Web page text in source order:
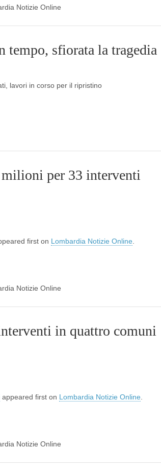
Notizie Online
tempo, sfiorata la tragedia
lavori in corso per il ripristino
per 33 interventi
first on Lombardia Notizie Online
Notizie Online
in quattro comuni
appeared first on Lombardia Notizie Online
Notizie Online